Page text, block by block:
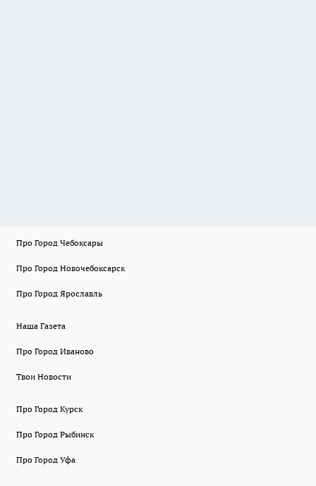
Про Город Чебоксары
Про Город Новочебоксарск
Про Город Ярославль
Наша Газета
Про Город Иваново
Твои Новости
Про Город Курск
Про Город Рыбинск
Про Город Уфа